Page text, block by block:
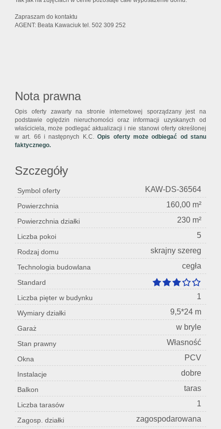
Zapraszam do kontaktu
AGENT: Beata Kawaciuk tel. 502 309 252
Nota prawna
Opis oferty zawarty na stronie internetowej sporządzany jest na
podstawie oględzin nieruchomości oraz informacji uzyskanych od
właściciela, może podlegać aktualizacji i nie stanowi oferty określonej
w art. 66 i następnych K.C.Opis oferty może odbiegać od stanu
faktycznego.
Szczegóły
Symbol oferty KAW-DS-36564
Powierzchnia 160,00 m²
Powierzchnia działki 230 m²
Liczba pokoi 5
Rodzaj domu skrajny szereg
Technologia budowlana cegła
Standard
Liczba pięter w budynku
1
Wymiary działki 9,5*24 m
Garaż w bryle
Stan prawny Własność
Okna PCV
Instalacje dobre
Balkon taras
Liczba tarasów 1
Zagosp. działki zagospodarowana